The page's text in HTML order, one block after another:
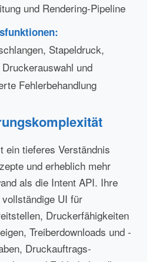
und Rendering-Pipeline
Stapeldruck,
und
Fehlerbehandlung
ein tieferes Verständnis
und erheblich mehr
als die Intent API. Ihre
UI für
Druckerfähigkeiten
Treiberdownloads und -
Druckauftrags-